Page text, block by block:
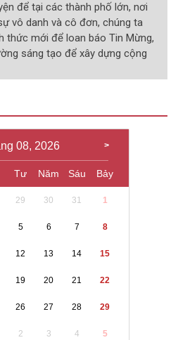
để tại các thành phố lớn, nơi
vô danh và cô đơn, chúng ta
thức mới để loan báo Tin Mừng,
sáng tạo để xây dựng cộng
08, 2026
Tư Năm Sáu Bảy
29 30 31 1
5 6 7 8
12 13 14 15
19 20 21 22
26 27 28 29
2 3 4 5